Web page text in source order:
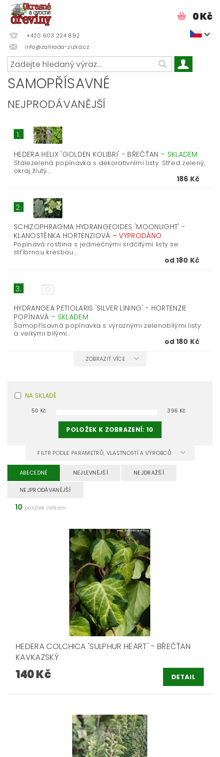
+420 603 224 892
info@zahrada-zizka.cz
0 Kč
SAMOPŘÍSAVNÉ
NEJPRODÁVANĚJŠÍ
1.
HEDERA HELIX 'GOLDEN KOLIBRI' - BŘEČŤAN – SKLADEM
Stálezelená popínavka s dekorativními listy. Střed zelený,
okraj žlutý....
186 Kč
2.
SCHIZOPHRAGMA HYDRANGEOIDES 'MOONLIGHT' -
KLANOSTĚNKA HORTENZIOVÁ –VYPRODÁNO
Popínavá rostlina s jedinečnými srdčitými listy se
stříbrnou kresbou....
od 180 Kč
3.
HYDRANGEA PETIOLARIS 'SILVER LINING' - HORTENZIE
POPÍNAVÁ – SKLADEM
Samopřísavná popínavka s výraznými zelenobílými listy
a velkými bílými...
od 180 Kč
ZOBRAZIT VÍCE
NA SKLADĚ
50 Kč 396 Kč
POLOŽEK K ZOBRAZENÍ:10
FILTR PODLE PARAMETRŮ, VLASTNOSTÍ A VÝROBCŮ
ABECEDNĚ NEJLEVNĚJŠÍ NEJDRAŽŠÍ
NEJPRODÁVANĚJŠÍ
10 položek celkem
HEDERA COLCHICA 'SULPHUR HEART' - BŘEČŤAN
KAVKAZSKÝ
140 Kč DETAIL